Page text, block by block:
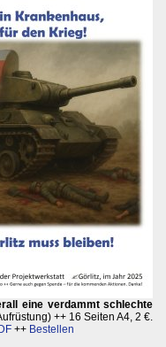
eine verdammt schlechte
++ 16 Seiten A4, 2 €.
++ Bestellen